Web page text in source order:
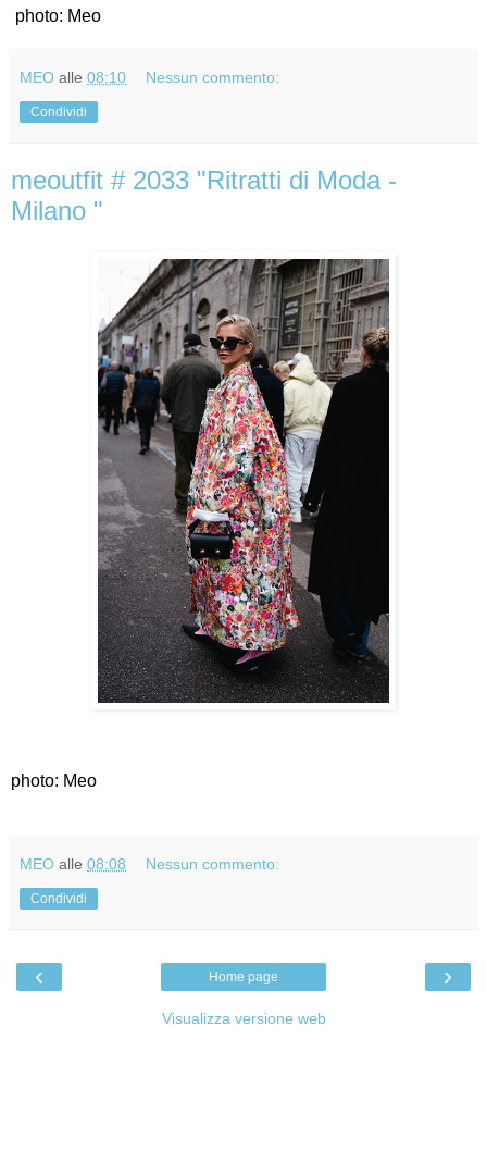
photo: Meo
MEO alle 08:10 Nessun commento:
Condividi
meoutfit # 2033 "Ritratti di Moda -
Milano "
photo: Meo
MEO alle 08:08 Nessun commento:
Condividi
‹ ›
Home page
Visualizza versione web